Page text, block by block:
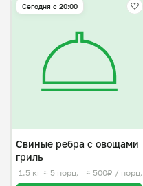
Сегодня с 20:00
Свиные ребра с овощами
гриль
1.5 кг ≈ 5 порц. ≈ 500₽ / порц.